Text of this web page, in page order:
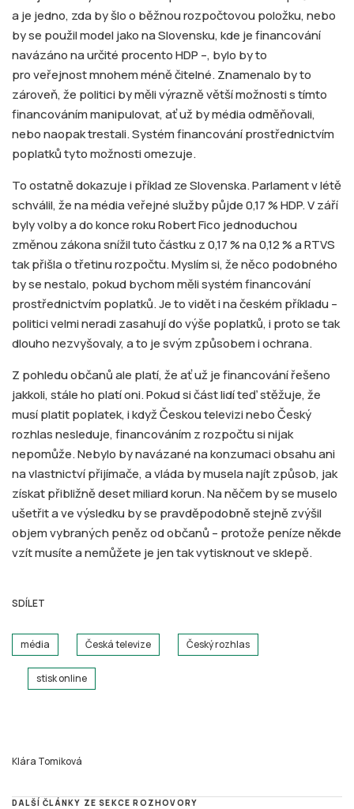
a je jedno, zda by šlo o běžnou rozpočtovou položku, nebo
by se použil model jako na Slovensku, kde je financování
navázáno na určité procento HDP –, bylo by to
pro veřejnost mnohem méně čitelné. Znamenalo by to
zároveň, že politici by měli výrazně větší možnosti s tímto
financováním manipulovat, ať už by média odměňovali,
nebo naopak trestali. Systém financování prostřednictvím
poplatků tyto možnosti omezuje.
To ostatně dokazuje i příklad ze Slovenska. Parlament v létě
schválil, že na média veřejné služby půjde 0,17 % HDP. V září
byly volby a do konce roku Robert Fico jednoduchou
změnou zákona snížil tuto částku z 0,17 % na 0,12 % a RTVS
tak přišla o třetinu rozpočtu. Myslím si, že něco podobného
by se nestalo, pokud bychom měli systém financování
prostřednictvím poplatků. Je to vidět i na českém příkladu –
politici velmi neradi zasahují do výše poplatků, i proto se tak
dlouho nezvyšovaly, a to je svým způsobem i ochrana.
Z pohledu občanů ale platí, že ať už je financování řešeno
jakkoli, stále ho platí oni. Pokud si část lidí teď stěžuje, že
musí platit poplatek, i když Českou televizi nebo Český
rozhlas nesleduje, financováním z rozpočtu si nijak
nepomůže. Nebylo by navázané na konzumaci obsahu ani
na vlastnictví přijímače, a vláda by musela najít způsob, jak
získat přibližně deset miliard korun. Na něčem by se muselo
ušetřit a ve výsledku by se pravděpodobně stejně zvýšil
objem vybraných peněz od občanů – protože peníze někde
vzít musíte a nemůžete je jen tak vytisknout ve sklepě.
SDÍLET
média Česká televize Český rozhlas
stisk online
Klára Tomiková
DALŠÍ ČLÁNKY ZE SEKCE ROZHOVORY